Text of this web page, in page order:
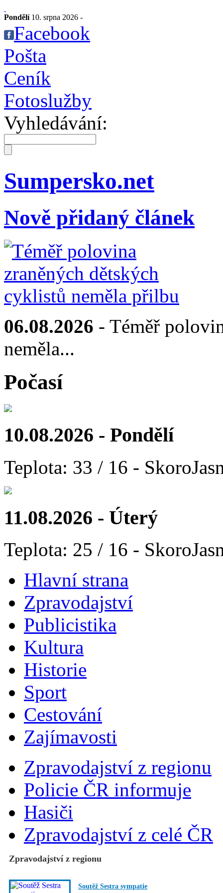
Pondělí10. srpna 2026 -
Facebook
Pošta
Ceník
Fotoslužby
Vyhledávání:
Sumpersko.net
Nově přidaný článek
06.08.2026 - Téměř
neměla...
Počasí
10.08.2026 - Pondělí
Teplota: 33 / 16 -
11.08.2026 - Úterý
Teplota: 25 / 16 -
Hlavní strana
Zpravodajství
Publicistika
Kultura
Historie
Sport
Cestování
Zajímavosti
Zpravodajství z regionu
Policie ČR informuje
Hasiči
Zpravodajství z celé ČR
Zpravodajství z regionu
Soutěž Sestra sympatie